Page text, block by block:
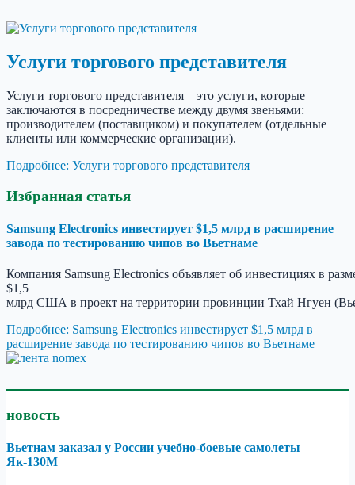
Услуги торгового представителя
Услуги торгового представителя – это услуги, которые
заключаются в посредничестве между двумя звеньями:
производителем (поставщиком) и покупателем (отдельные
клиенты или коммерческие организации).
Подробнее: Услуги торгового представителя
Избранная статья
Samsung Electronics инвестирует $1,5 млрд в расширение
завода по тестированию чипов во Вьетнаме
Компания Samsung Electronics объявляет об инвестициях в
$1,5
млрд США в проект на территории провинции Тхай Нгуен
Подробнее: Samsung Electronics инвестирует $1,5 млрд в
расширение завода по тестированию чипов во Вьетнаме
новость
Вьетнам заказал у России учебно-боевые самолеты
Як-130M